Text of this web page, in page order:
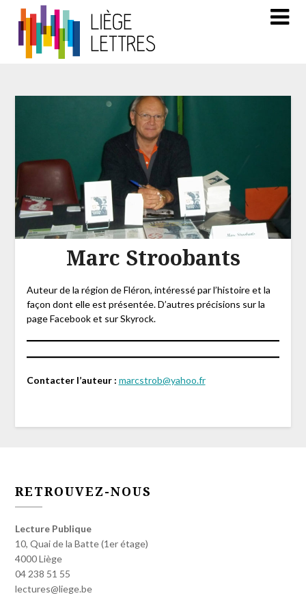
Marc Stroobants
Auteur de la région de Fléron, intéressé par l’histoire et la
façon dont elle est présentée. D’autres précisions sur la
page Facebook et sur Skyrock.
Contacter l’auteur : marcstrob@yahoo.fr
RETROUVEZ-NOUS
Lecture Publique
10, Quai de la Batte (1er étage)
4000 Liège
04 238 51 55
lectures@liege.be